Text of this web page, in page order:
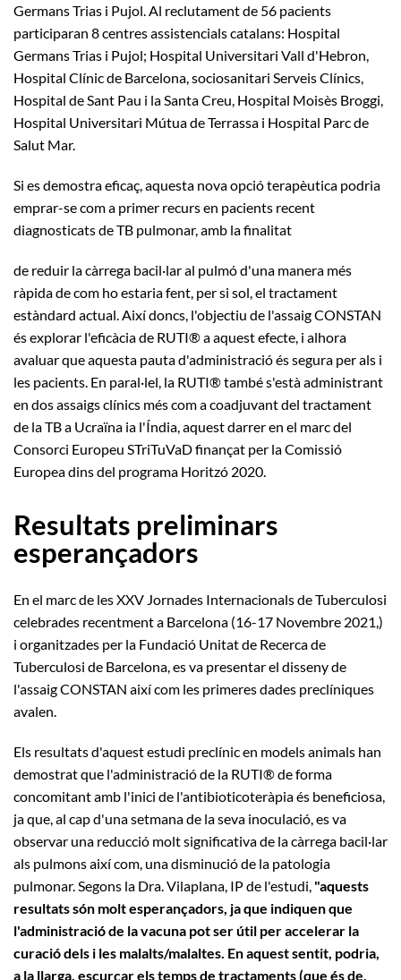
Germans Trias i Pujol. Al reclutament de 56 pacients
participaran 8 centres assistencials catalans: Hospital
Germans Trias i Pujol; Hospital Universitari Vall d'Hebron,
Hospital Clínic de Barcelona, ​​sociosanitari Serveis Clínics,
Hospital de Sant Pau i la Santa Creu, Hospital Moisès Broggi,
Hospital Universitari Mútua de Terrassa i Hospital Parc de
Salut Mar.
Si es demostra eficaç, aquesta nova opció terapèutica podria
emprar-se com a primer recurs en pacients recent
diagnosticats de TB pulmonar, amb la finalitat
de reduir la càrrega bacil·lar al pulmó d'una manera més
ràpida de com ho estaria fent, per si sol, el tractament
estàndard actual. Així doncs, l'objectiu de l'assaig CONSTAN
és explorar l'eficàcia de RUTI® a aquest efecte, i alhora
avaluar que aquesta pauta d'administració és segura per als i
les pacients. En paral·lel, la RUTI® també s'està administrant
en dos assaigs clínics més com a coadjuvant del tractament
de la TB a Ucraïna ia l'Índia, aquest darrer en el marc del
Consorci Europeu STriTuVaD finançat per la Comissió
Europea dins del programa Horitzó 2020.
Resultats preliminars
esperançadors
En el marc de les XXV Jornades Internacionals de Tuberculosi
celebrades recentment a Barcelona (16-17 Novembre 2021,)
i organitzades per la Fundació Unitat de Recerca de
Tuberculosi de Barcelona, ​​es va presentar el disseny de
l'assaig CONSTAN així com les primeres dades preclíniques
avalen.
Els resultats d'aquest estudi preclínic en models animals han
demostrat que l'administració de la RUTI® de forma
concomitant amb l'inici de l'antibioticoteràpia és beneficiosa,
ja que, al cap d'una setmana de la seva inoculació, es va
observar una reducció molt significativa de la càrrega bacil·lar
als pulmons així com, una disminució de la patologia
pulmonar. Segons la Dra. Vilaplana, IP de l'estudi, "aquests
resultats són molt esperançadors, ja que indiquen que
l'administració de la vacuna pot ser útil per accelerar la
curació dels i les malalts/malaltes. En aquest sentit, podria,
a la llarga, escurçar els temps de tractaments (que és de,